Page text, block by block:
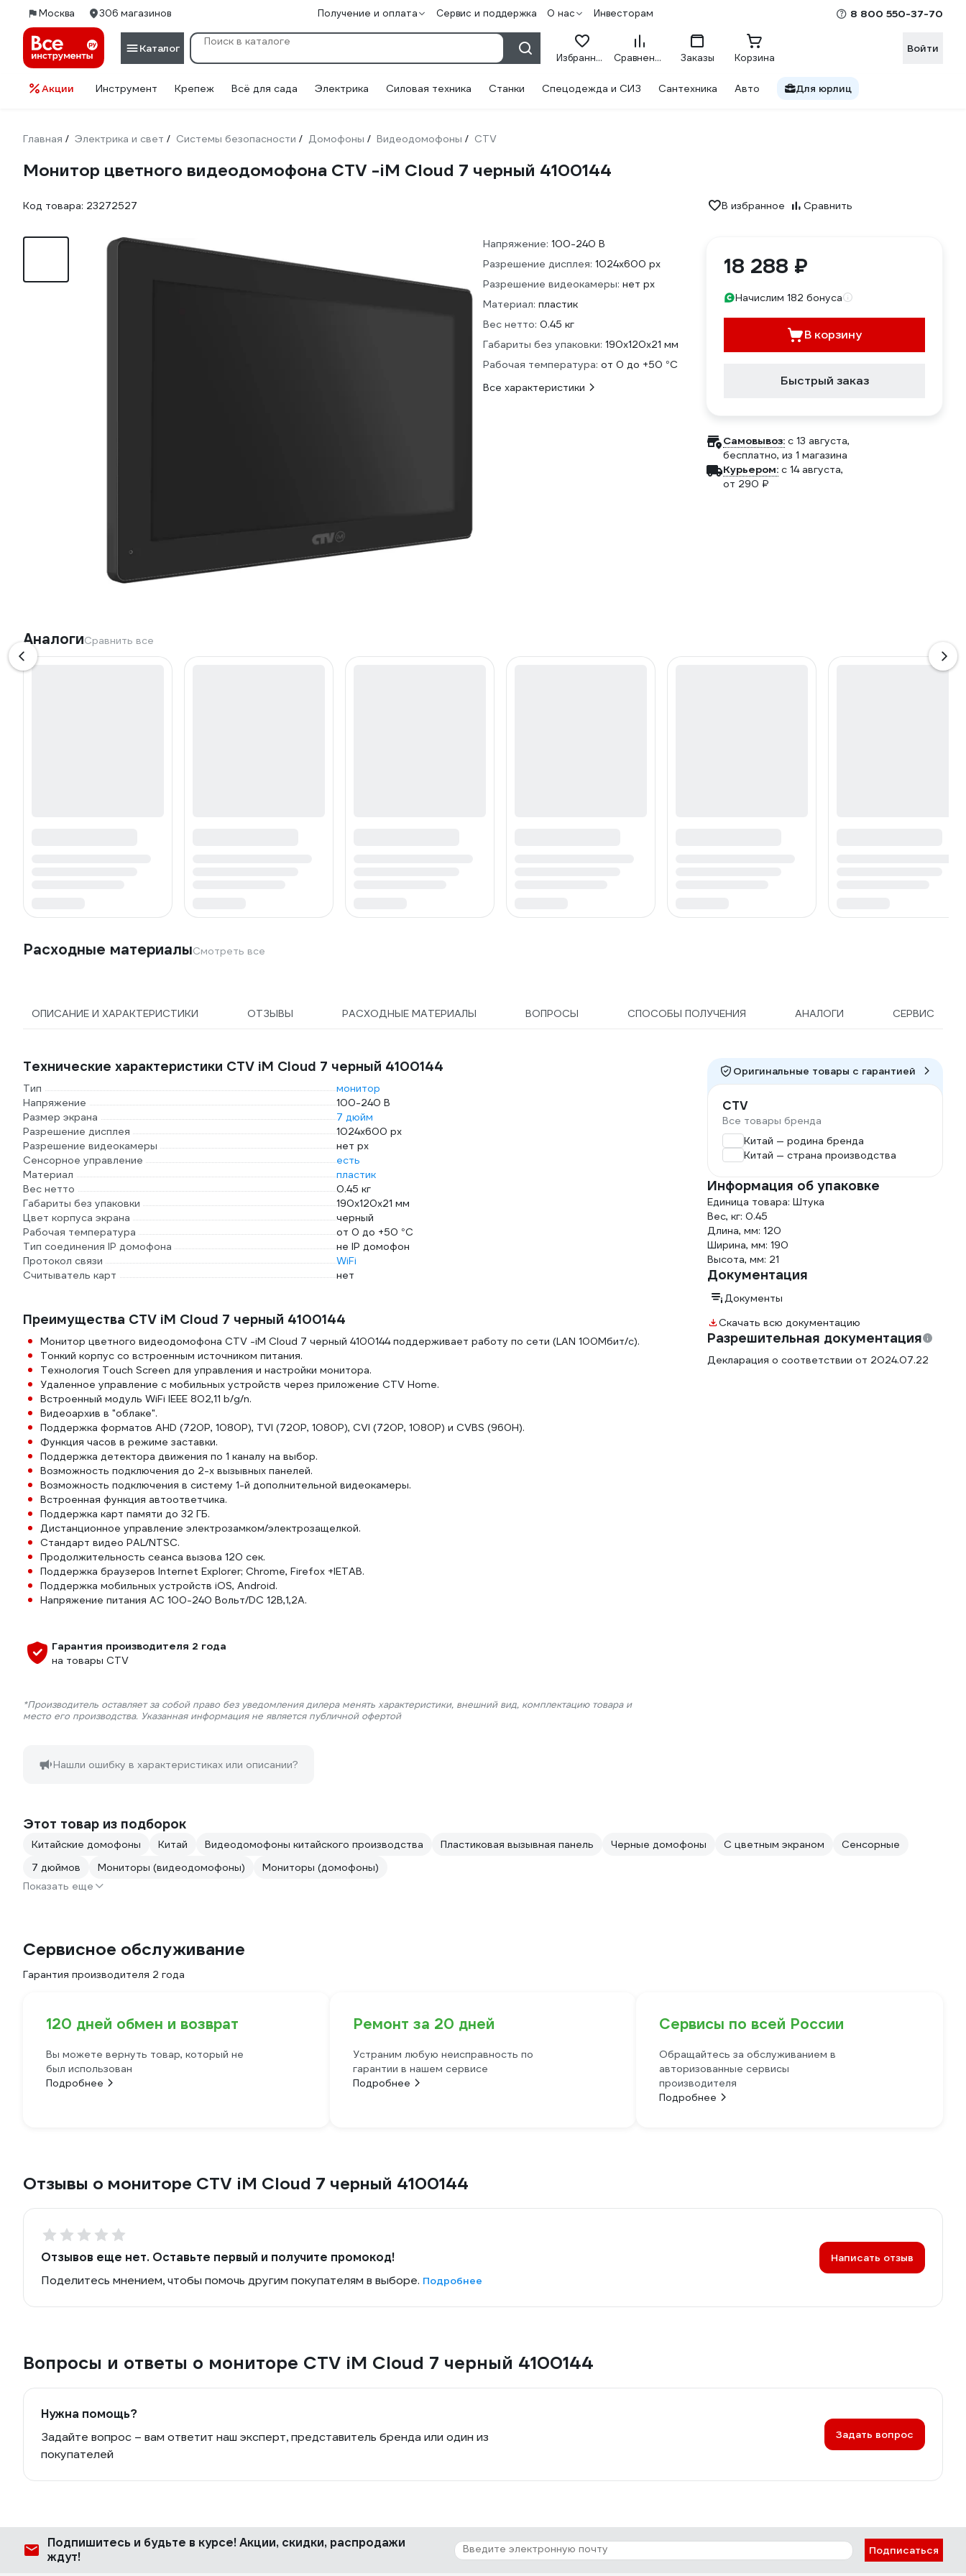
Москва 306 магазинов Получение и оплата Сервис и поддержка О нас Инвесторам 8 800 550-37-70
Каталог
Избранное Сравнение Заказы Корзина
Войти
Акции Инструмент Крепеж Всё для сада Электрика Силовая техника Станки Спецодежда и СИЗ Сантехника Авто Для юрлиц
Главная / Электрика и свет / Системы безопасности / Домофоны / Видеодомофоны / CTV
Монитор цветного видеодомофона CTV -iM Cloud 7 черный 4100144
Код товара: 23272527 В избранное Сравнить
Напряжение: 100-240 В
Разрешение дисплея: 1024х600 px
Разрешение видеокамеры: нет px
Материал: пластик
Вес нетто: 0.45 кг
Габариты без упаковки: 190x120x21 мм
Рабочая температура: от 0 до +50 °С
Все характеристики
18 288 ₽
Начислим 182 бонуса
В корзину
Быстрый заказ
Самовывоз: c 13 августа,
бесплатно, из 1 магазина
Курьером: c 14 августа,
от 290 ₽
АналогиСравнить все
Расходные материалыСмотреть все
ОПИСАНИЕ И ХАРАКТЕРИСТИКИ ОТЗЫВЫ РАСХОДНЫЕ МАТЕРИАЛЫ ВОПРОСЫ СПОСОБЫ ПОЛУЧЕНИЯ АНАЛОГИ СЕРВИС
Технические характеристики CTV iM Cloud 7 черный 4100144
Тип
монитор
Напряжение
100-240 В
Размер экрана
7 дюйм
Разрешение дисплея
1024х600 px
Разрешение видеокамеры
нет px
Сенсорное управление
есть
Материал
пластик
Вес нетто
0.45 кг
Габариты без упаковки
190x120x21 мм
Цвет корпуса экрана
черный
Рабочая температура
от 0 до +50 °С
Тип соединения IP домофона
не IP домофон
Протокол связи
WiFi
Считыватель карт
нет
Преимущества CTV iM Cloud 7 черный 4100144
Монитор цветного видеодомофона CTV -iM Cloud 7 черный 4100144 поддерживает работу по сети (LAN 100Мбит/с).
Тонкий корпус со встроенным источником питания.
Технология Touch Screen для управления и настройки монитора.
Удаленное управление с мобильных устройств через приложение CTV Home.
Встроенный модуль WiFi IEEE 802,11 b/g/n.
Видеоархив в "облаке".
Поддержка форматов AHD (720P, 1080P), TVI (720P, 1080P), CVI (720P, 1080P) и CVBS (960H).
Функция часов в режиме заставки.
Поддержка детектора движения по 1 каналу на выбор.
Возможность подключения до 2-х вызывных панелей.
Возможность подключения в систему 1-й дополнительной видеокамеры.
Встроенная функция автоответчика.
Поддержка карт памяти до 32 ГБ.
Дистанционное управление электрозамком/электрозащелкой.
Стандарт видео PAL/NTSC.
Продолжительность сеанса вызова 120 сек.
Поддержка браузеров Internet Explorer; Chrome, Firefox +IETAB.
Поддержка мобильных устройств iOS, Android.
Напряжение питания АС 100-240 Вольт/DC 12B,1,2А.
Гарантия производителя 2 года
на товары CTV
*Производитель оставляет за собой право без уведомления дилера менять характеристики, внешний вид, комплектацию товара и
место его производства. Указанная информация не является публичной офертой
Нашли ошибку в характеристиках или описании?
Оригинальные товары c гарантией
CTV
Все товары бренда
Китай — родина бренда
Китай — страна производства
Информация об упаковке
Единица товара: Штука
Вес, кг: 0.45
Длина, мм: 120
Ширина, мм: 190
Высота, мм: 21
Документация
Документы
Скачать всю документацию
Разрешительная документация
Декларация о соответствии от 2024.07.22
Этот товар из подборок
Китайские домофоны Китай Видеодомофоны китайского производства Пластиковая вызывная панель Черные домофоны С цветным экраном
Сенсорные
7 дюймов
Мониторы (видеодомофоны)
Мониторы (домофоны)
Показать еще
Сервисное обслуживание
Гарантия производителя 2 года
120 дней обмен и возврат
Вы можете вернуть товар, который не
был использован
Подробнее
Ремонт за 20 дней
Устраним любую неисправность по
гарантии в нашем сервисе
Подробнее
Сервисы по всей России
Обращайтесь за обслуживанием в
авторизованные сервисы
производителя
Подробнее
Отзывы о мониторе CTV iM Cloud 7 черный 4100144
Отзывов еще нет. Оставьте первый и получите промокод!
Поделитесь мнением, чтобы помочь другим покупателям в выборе. Подробнее
Написать отзыв
Вопросы и ответы о мониторе CTV iM Cloud 7 черный 4100144
Нужна помощь?
Задайте вопрос – вам ответит наш эксперт, представитель бренда или один из
покупателей
Задать вопрос
Подпишитесь и будьте в курсе! Акции, скидки, распродажи
ждут!
Подписаться